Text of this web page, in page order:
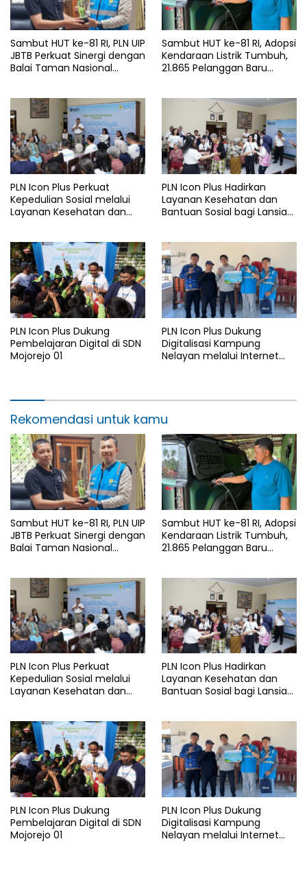
Sambut HUT ke-81 RI, PLN UIP
JBTB Perkuat Sinergi dengan
Balai Taman Nasional
kV Paiton–
Watudodol/Kalipuro
Sambut HUT ke-81 RI, Adopsi
Kendaraan Listrik Tumbuh,
21.865 Pelanggan Baru
PLN Icon Plus Perkuat
Kepedulian Sosial melalui
Layanan Kesehatan dan
PLN Icon Plus Hadirkan
Layanan Kesehatan dan
Bantuan Sosial bagi Lansia
PLN Icon Plus Dukung
Pembelajaran Digital di SDN
Mojorejo 01
PLN Icon Plus Dukung
Digitalisasi Kampung
Nelayan melalui Internet
Rekomendasi untuk kamu
Sambut HUT ke-81 RI, PLN UIP
JBTB Perkuat Sinergi dengan
Balai Taman Nasional
kV Paiton–
Watudodol/Kalipuro
Sambut HUT ke-81 RI, Adopsi
Kendaraan Listrik Tumbuh,
21.865 Pelanggan Baru
PLN Icon Plus Perkuat
Kepedulian Sosial melalui
Layanan Kesehatan dan
PLN Icon Plus Hadirkan
Layanan Kesehatan dan
Bantuan Sosial bagi Lansia
PLN Icon Plus Dukung
Pembelajaran Digital di SDN
Mojorejo 01
PLN Icon Plus Dukung
Digitalisasi Kampung
Nelayan melalui Internet